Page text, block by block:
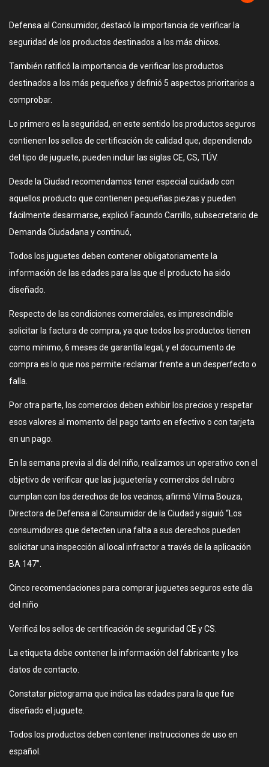
Defensa al Consumidor, destacó la importancia de verificar la
seguridad de los productos destinados a los más chicos.
También ratificó la importancia de verificar los productos
destinados a los más pequeños y definió 5 aspectos prioritarios a
comprobar.
Lo primero es la seguridad, en este sentido los productos seguros
contienen los sellos de certificación de calidad que, dependiendo
del tipo de juguete, pueden incluir las siglas CE, CS, TÚV.
Desde la Ciudad recomendamos tener especial cuidado con
aquellos producto que contienen pequeñas piezas y pueden
fácilmente desarmarse, explicó Facundo Carrillo, subsecretario de
Demanda Ciudadana y continuó,
Todos los juguetes deben contener obligatoriamente la
información de las edades para las que el producto ha sido
diseñado.
Respecto de las condiciones comerciales, es imprescindible
solicitar la factura de compra, ya que todos los productos tienen
como mínimo, 6 meses de garantía legal, y el documento de
compra es lo que nos permite reclamar frente a un desperfecto o
falla.
Por otra parte, los comercios deben exhibir los precios y respetar
esos valores al momento del pago tanto en efectivo o con tarjeta
en un pago.
En la semana previa al día del niño, realizamos un operativo con el
objetivo de verificar que las juguetería y comercios del rubro
cumplan con los derechos de los vecinos, afirmó Vilma Bouza,
Directora de Defensa al Consumidor de la Ciudad y siguió “Los
consumidores que detecten una falta a sus derechos pueden
solicitar una inspección al local infractor a través de la aplicación
BA 147”.
Cinco recomendaciones para comprar juguetes seguros este día
del niño
Verificá los sellos de certificación de seguridad CE y CS.
La etiqueta debe contener la información del fabricante y los
datos de contacto.
Constatar pictograma que indica las edades para la que fue
diseñado el juguete.
Todos los productos deben contener instrucciones de uso en
español.